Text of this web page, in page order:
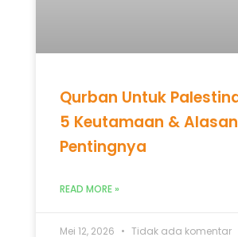
Qurban Untuk
5 Keutamaan & Alasan
Pentingnya
READ MORE »
Mei 12, 2026 Tidak ada komentar